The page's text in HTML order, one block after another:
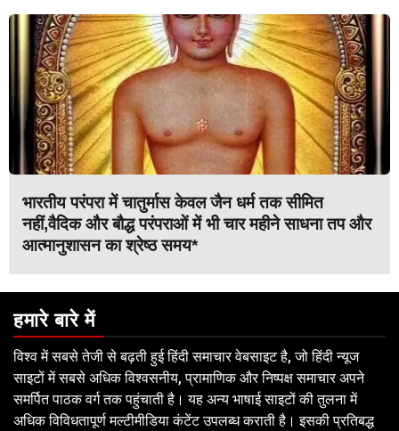
भारतीय परंपरा में चातुर्मास केवल जैन धर्म तक सीमित
नहीं,वैदिक और बौद्ध परंपराओं में भी चार महीने साधना तप और
आत्मानुशासन का श्रेष्ठ समय*
हमारे बारे में
विश्व में सबसे तेजी से बढ़ती हुई हिंदी समाचार वेबसाइट है, जो हिंदी न्यूज
साइटों में सबसे अधिक विश्वसनीय, प्रामाणिक और निष्पक्ष समाचार अपने
समर्पित पाठक वर्ग तक पहुंचाती है। यह अन्य भाषाई साइटों की तुलना में
अधिक विविधतापूर्ण मल्टीमीडिया कंटेंट उपलब्ध कराती है। इसकी प्रतिबद्ध